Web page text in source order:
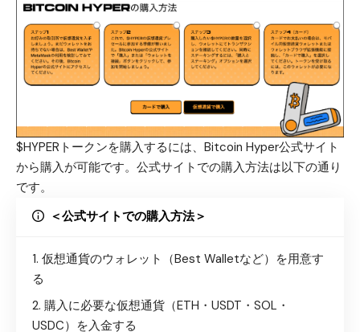
$HYPERトークンを購入するには、Bitcoin Hyper公式サイト
から購入が可能です。公式サイトでの購入方法は以下の通り
です。
＜公式サイトでの購入方法＞
仮想通貨のウォレット（Best Walletなど）を用意す
る
購入に必要な仮想通貨（ETH・USDT・SOL・
USDC）を入金する